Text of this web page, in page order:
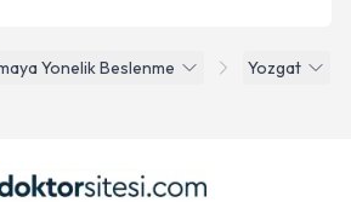
Yonelik Beslenme
Yozgat